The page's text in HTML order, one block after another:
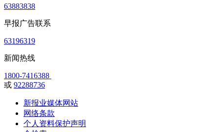
63883838
早报广告联系
63196319
新闻热线
1800-7416388
或 92288736
新报业媒体网站
网络条款
个人资料保护声明